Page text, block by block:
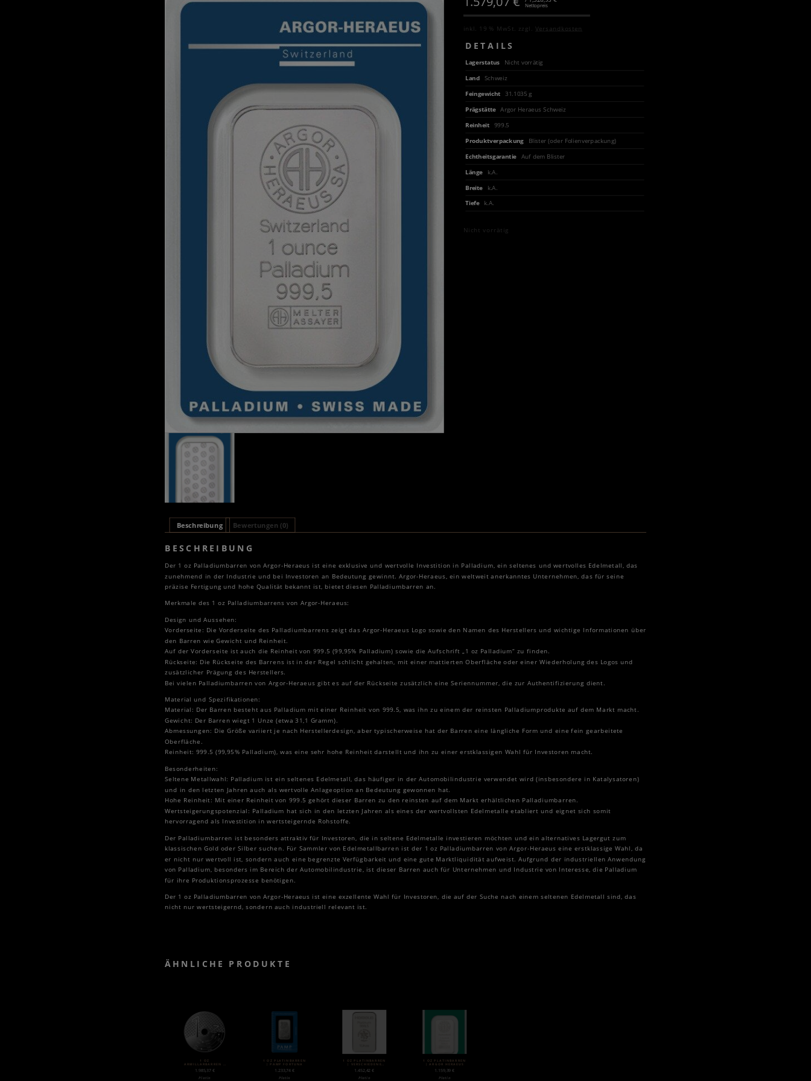
Nettopreis
inkl. 19 % MwSt. zzgl. Versandkosten
DETAILS
Lagerstatus
Nicht vorrätig
Land
Schweiz
Feingewicht
31.1035 g
Prägstätte Argor Heraeus Schweiz
Reinheit
999.5
Produktverpackung
Blister (oder Folienverpackung)
Echtheitsgarantie
Auf dem Blister
Länge
k.A.
Breite
k.A.
Tiefe
k.A.
Nicht vorrätig
Beschreibung Bewertungen (0)
BESCHREIBUNG
Der 1 oz Palladiumbarren von Argor-Heraeus ist eine exklusive und wertvolle Investition in Palladium, ein seltenes und wertvolles Edelmetall, das
zunehmend in der Industrie und bei Investoren an Bedeutung gewinnt. Argor-Heraeus, ein weltweit anerkanntes Unternehmen, das für seine
präzise Fertigung und hohe Qualität bekannt ist, bietet diesen Palladiumbarren an.
Merkmale des 1 oz Palladiumbarrens von Argor-Heraeus:
Design und Aussehen:
Vorderseite: Die Vorderseite des Palladiumbarrens zeigt das Argor-Heraeus Logo sowie den Namen des Herstellers und wichtige Informationen über
den Barren wie Gewicht und Reinheit.
Auf der Vorderseite ist auch die Reinheit von 999.5 (99,95% Palladium) sowie die Aufschrift „1 oz Palladium“ zu finden.
Rückseite: Die Rückseite des Barrens ist in der Regel schlicht gehalten, mit einer mattierten Oberfläche oder einer Wiederholung des Logos und
zusätzlicher Prägung des Herstellers.
Bei vielen Palladiumbarren von Argor-Heraeus gibt es auf der Rückseite zusätzlich eine Seriennummer, die zur Authentifizierung dient.
Material und Spezifikationen:
Material: Der Barren besteht aus Palladium mit einer Reinheit von 999.5, was ihn zu einem der reinsten Palladiumprodukte auf dem Markt macht.
Gewicht: Der Barren wiegt 1 Unze (etwa 31,1 Gramm).
Abmessungen: Die Größe variiert je nach Herstellerdesign, aber typischerweise hat der Barren eine längliche Form und eine fein gearbeitete
Oberfläche.
Reinheit: 999.5 (99,95% Palladium), was eine sehr hohe Reinheit darstellt und ihn zu einer erstklassigen Wahl für Investoren macht.
Besonderheiten:
Seltene Metallwahl: Palladium ist ein seltenes Edelmetall, das häufiger in der Automobilindustrie verwendet wird (insbesondere in Katalysatoren)
und in den letzten Jahren auch als wertvolle Anlageoption an Bedeutung gewonnen hat.
Hohe Reinheit: Mit einer Reinheit von 999.5 gehört dieser Barren zu den reinsten auf dem Markt erhältlichen Palladiumbarren.
Wertsteigerungspotenzial: Palladium hat sich in den letzten Jahren als eines der wertvollsten Edelmetalle etabliert und eignet sich somit
hervorragend als Investition in wertsteigernde Rohstoffe.
Der Palladiumbarren ist besonders attraktiv für Investoren, die in seltene Edelmetalle investieren möchten und ein alternatives Lagergut zum
klassischen Gold oder Silber suchen. Für Sammler von Edelmetallbarren ist der 1 oz Palladiumbarren von Argor-Heraeus eine erstklassige Wahl, da
er nicht nur wertvoll ist, sondern auch eine begrenzte Verfügbarkeit und eine gute Marktliquidität aufweist. Aufgrund der industriellen Anwendung
von Palladium, besonders im Bereich der Automobilindustrie, ist dieser Barren auch für Unternehmen und Industrie von Interesse, die Palladium
für ihre Produktionsprozesse benötigen.
Der 1 oz Palladiumbarren von Argor-Heraeus ist eine exzellente Wahl für Investoren, die auf der Suche nach einem seltenen Edelmetall sind, das
nicht nur wertsteigernd, sondern auch industriell relevant ist.
ÄHNLICHE PRODUKTE
1 OZ
ARMILLARBARREN |
1.985,37 €
Platin
1 OZ PLATINBARREN
| PAMP FORTUNA
1.233,74€
Platin
1 OZ PLATINBARREN
| VERSCHIEDENE
1.452,42€
Platin
1 OZ PLATINBARREN
| ARGOR HERAEUS
1.159,39€
Platin